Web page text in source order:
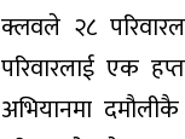
क्लवले २८
परिवारलाई एक
अभियानमा